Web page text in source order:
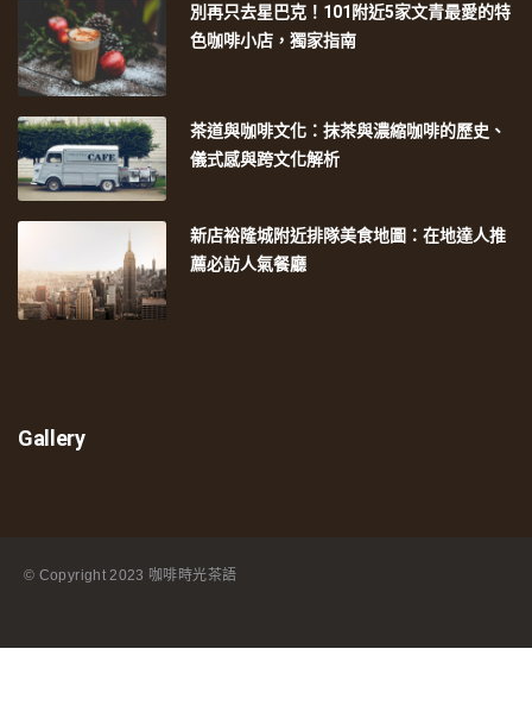
別再只去星巴克！101附近5家文青最愛的特
色咖啡小店，獨家指南
茶道與咖啡文化：抹茶與濃縮咖啡的歷史、
儀式感與跨文化解析
新店裕隆城附近排隊美食地圖：在地達人推
薦必訪人氣餐廳
Gallery
© Copyright2023 咖啡時光茶語